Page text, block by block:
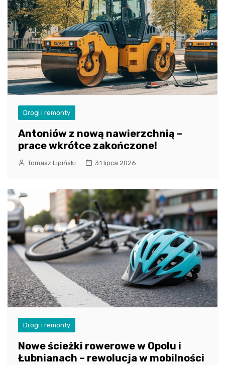
Drogi i remonty
Antoniów z nową nawierzchnią –
prace wkrótce zakończone!
Tomasz Lipiński 31 lipca 2026
Drogi i remonty
Nowe ścieżki rowerowe w Opolu i
Łubnianach – rewolucja w mobilności